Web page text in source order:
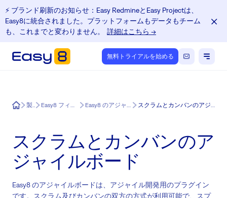
⚡️ ブランド刷新のお知らせ：Easy RedmineとEasy Projectは、
Easy8に統合されました。プラットフォームもデータもチーム
も、これまでと変わりません。
詳細はこちら →
無料トライアルを始める
Easy8 製品 Easy8 フィーチャー Easy8 のアジャイル管理 スクラムとカンバンのアジャイルボード
スクラムとカンバンのア
ジャイルボード
Easy8 のアジャイルボードは、アジャイル開発用のプラグイン
です。スクラム及びカンバンの双方の方式が利用可能で、スプ